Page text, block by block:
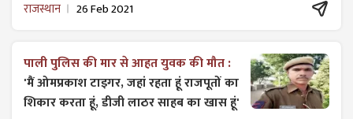
राजस्थान 26 Feb 2021
पाली पुलिस की मार से आहत युवक की मौत :
'मैं ओमप्रकाश टाइगर, जहां रहता हूं राजपूतों का
शिकार करता हूं, डीजी लाठर साहब का खास हूं'